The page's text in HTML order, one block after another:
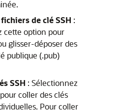
de clé SSH :
cette option pour
glisser-déposer des
publique (.pub)
SSH : Sélectionnez
coller des clés
Pour coller